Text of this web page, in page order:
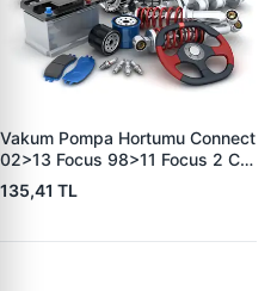
Vakum Pompa Hortumu Connect
02>13 Focus 98>11 Focus 2 C
Max 05>10 Mondeo 4 07>08
1,8TDCI | YTT Y40224 | OEM
135,41 TL